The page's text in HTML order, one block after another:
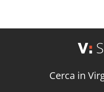
Cerca in